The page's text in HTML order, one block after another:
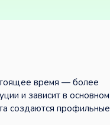
время — более
и зависит в основном
создаются профильные